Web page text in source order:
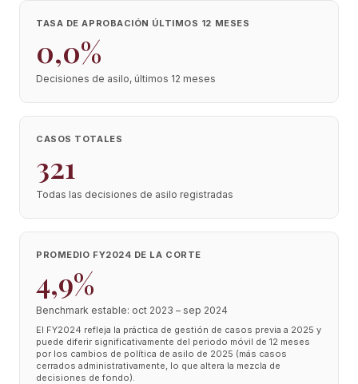
TASA DE APROBACIÓN ÚLTIMOS 12 MESES
0,0%
Decisiones de asilo, últimos 12 meses
CASOS TOTALES
321
Todas las decisiones de asilo registradas
PROMEDIO FY2024 DE LA CORTE
4,9%
Benchmark estable: oct 2023 – sep 2024
El FY2024 refleja la práctica de gestión de casos previa a 2025 y
puede diferir significativamente del periodo móvil de 12 meses
por los cambios de política de asilo de 2025 (más casos
cerrados administrativamente, lo que altera la mezcla de
decisiones de fondo).